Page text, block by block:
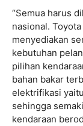
“Semua harus
nasional.
menyediakan
kebutuhan
pilihan
bahan bakar
elektrifikasi
sehingga
kendaraan